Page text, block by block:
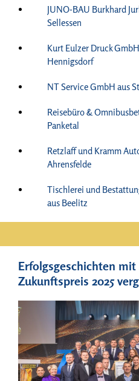
JUNO-BAU Burkhard
Sellessen
Kurt Eulzer Druck
Hennigsdorf
NT Service GmbH aus
Reisebüro &
Panketal
Retzlaff und Kramm
Ahrensfelde
Tischlerei und
aus Beelitz
Erfolgsgeschichten
Zukunftspreis 2025